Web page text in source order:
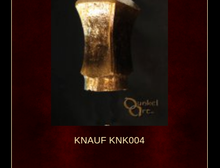
KNAUF KNK004